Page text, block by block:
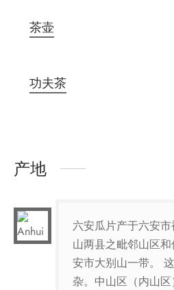
茶壶
功夫茶
产地
六安瓜片产于六安
山两县之毗邻山区
安市大别山一带。
杂。中山区（内山